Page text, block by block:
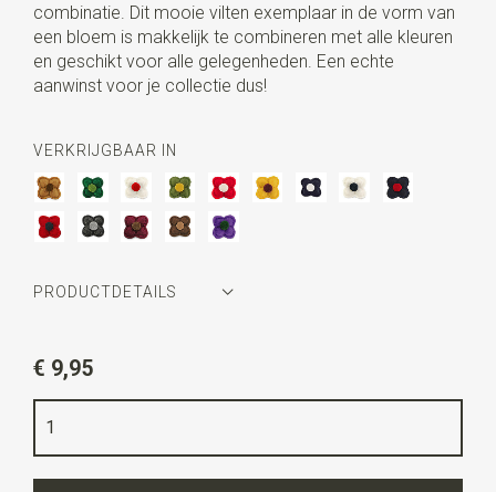
combinatie. Dit mooie vilten exemplaar in de vorm van
een bloem is makkelijk te combineren met alle kleuren
en geschikt voor alle gelegenheden. Een echte
aanwinst voor je collectie dus!
VERKRIJGBAAR IN
PRODUCTDETAILS
Kleur
Lengte
€ 9,95